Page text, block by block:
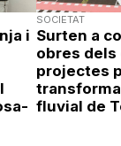
i
SOCIETAT
Surten a
obres dels
projectes
fluvial de